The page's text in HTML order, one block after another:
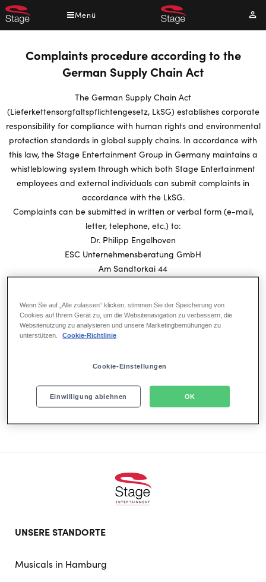
Direkt
zum
Menü
Complaints procedure according to the
German Supply Chain Act
The German Supply Chain Act
(Lieferkettensorgfaltspflichtengesetz, LkSG) establishes corporate
responsibility for compliance with human rights and environmental
protection standards in global supply chains. In accordance with
this law, the Stage Entertainment Group in Germany maintains a
whistleblowing system through which both Stage Entertainment
employees and external individuals can submit complaints in
accordance with the LkSG.
Complaints can be submitted in written or verbal form (e-mail,
letter, telephone, etc.) to:
Dr. Philipp Engelhoven
ESC Unternehmensberatung GmbH
Am Sandtorkai 44
E-Mail:hinweisgeber.STAGE@esche.de
The whistleblower will receive confirmation of receipt of the
complaint. The identity of the whistleblower will be treated
Details can be found in our rules of procedure, which can be
accessed
here.
Details on the processing of personal data as part of the
complaints procedure can be foundhere.
UNSERE STANDORTE
Musicals in Hamburg
Wenn Sie auf „Alle zulassen“ klicken, stimmen Sie der Speicherung von
Cookies auf Ihrem Gerät zu, um die Websitenavigation zu verbessern, die
Websitenutzung zu analysieren und unsere Marketingbemühungen zu
unterstützen.
Cookie-Richtlinie
Cookie-Einstellungen
Einwilligung ablehnen OK